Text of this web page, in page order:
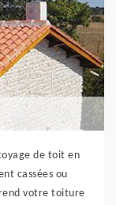
de toit en
cassées ou
votre toiture